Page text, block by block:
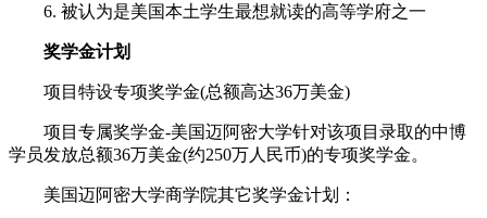
6. 被认为是美国本土学生最想就读的高等学府之一
奖学金计划
项目特设专项奖学金(总额高达36万美金)
项目专属奖学金-美国迈阿密大学针对该项目录取的中博
学员发放总额36万美金(约250万人民币)的专项奖学金。
美国迈阿密大学商学院其它奖学金计划：